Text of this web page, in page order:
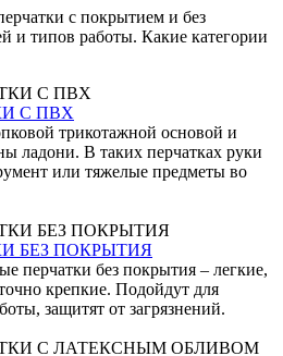
с покрытием и без
и типов работы. Какие категории
С ПВХ
трикотажной основой и
ладони. В таких перчатках руки
или тяжелые предметы во
БЕЗ ПОКРЫТИЯ
перчатки без покрытия – легкие,
крепкие. Подойдут для
защитят от загрязнений.